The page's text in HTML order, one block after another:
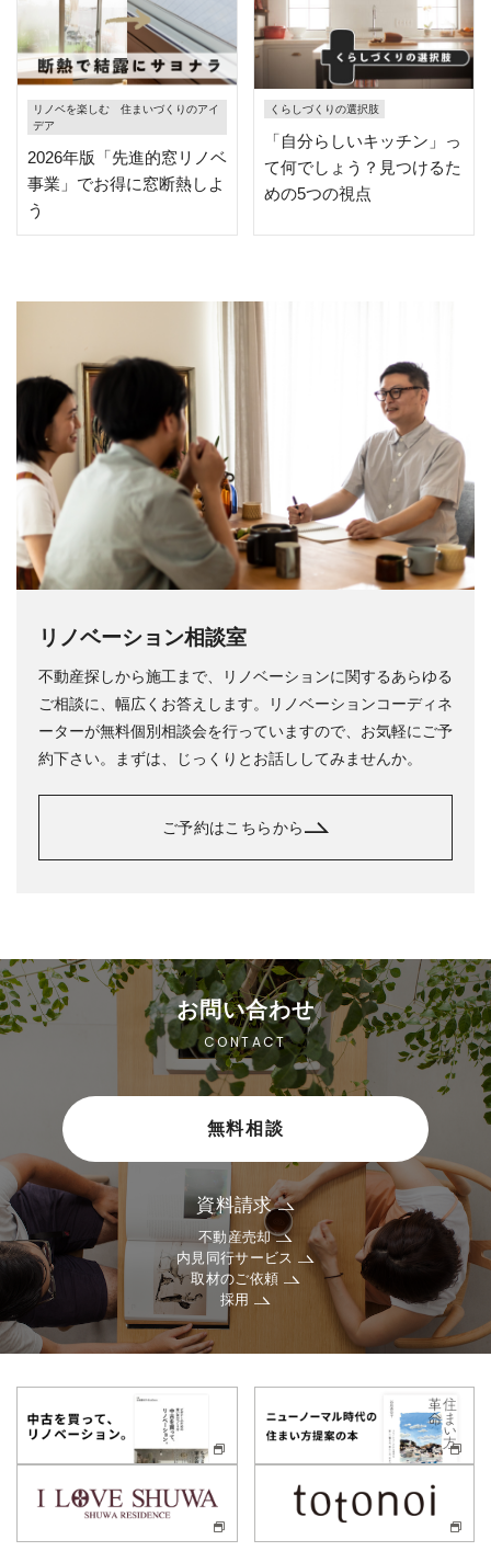
リノベを楽しむ 住まいづくりのアイ
デア
2026年版「先進的窓リノベ
事業」でお得に窓断熱しよ
う
くらしづくりの選択肢
「自分らしいキッチン」っ
て何でしょう？見つけるた
めの5つの視点
リノベーション相談室
不動産探しから施工まで、リノベーションに関するあらゆる
ご相談に、幅広くお答えします。リノベーションコーディネ
ーターが無料個別相談会を行っていますので、お気軽にご予
約下さい。まずは、じっくりとお話ししてみませんか。
ご予約はこちらから
お問い合わせ
CONTACT
無料相談
資料請求
不動産売却
内見同行サービス
取材のご依頼
採用